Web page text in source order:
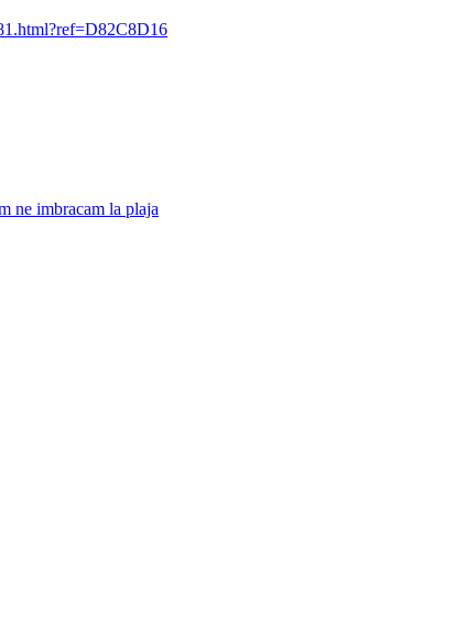
ne imbracam la plaja